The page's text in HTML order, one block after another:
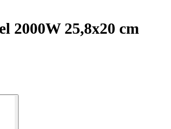
2000W 25,8x20 cm